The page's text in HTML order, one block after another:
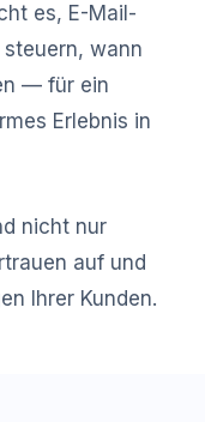
es, E-Mail-
wann
— für ein
Erlebnis in
nicht nur
auf und
Ihrer Kunden.